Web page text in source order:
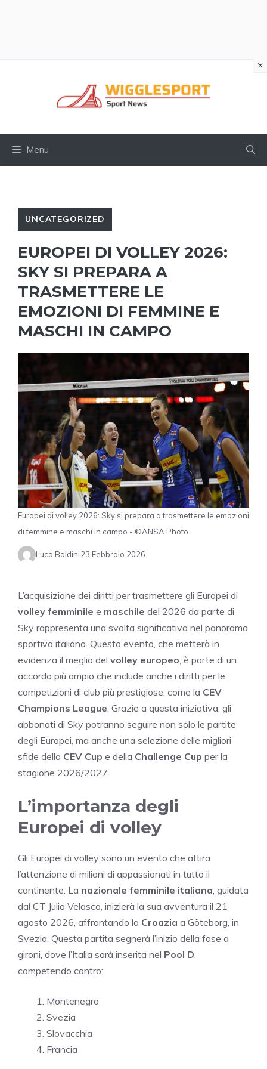
Menu
UNCATEGORIZED
EUROPEI DI VOLLEY 2026:
SKY SI PREPARA A
TRASMETTERE LE
EMOZIONI DI FEMMINE E
MASCHI IN CAMPO
Europei di volley 2026: Sky si prepara a trasmettere le emozioni
di femmine e maschi in campo - ©ANSA Photo
Luca Baldini23 Febbraio 2026
L’acquisizione dei diritti per trasmettere gli Europei di
volley femminile e maschile del 2026 da parte di
Sky rappresenta una svolta significativa nel panorama
sportivo italiano. Questo evento, che metterà in
evidenza il meglio del volley europeo , è parte di un
accordo più ampio che include anche i diritti per le
competizioni di club più prestigiose, come la CEV
Champions League . Grazie a questa iniziativa, gli
abbonati di Sky potranno seguire non solo le partite
degli Europei, ma anche una selezione delle migliori
sfide della CEV Cup e della Challenge Cup per la
stagione 2026/2027.
L’importanza degli
Europei di volley
Gli Europei di volley sono un evento che attira
l’attenzione di milioni di appassionati in tutto il
continente. La nazionale femminile italiana , guidata
dal CT Julio Velasco, inizierà la sua avventura il 21
agosto 2026, affrontando la Croazia a Göteborg, in
Svezia. Questa partita segnerà l’inizio della fase a
gironi, dove l’Italia sarà inserita nel Pool D
competendo contro:
Montenegro
Svezia
Slovacchia
Francia
×